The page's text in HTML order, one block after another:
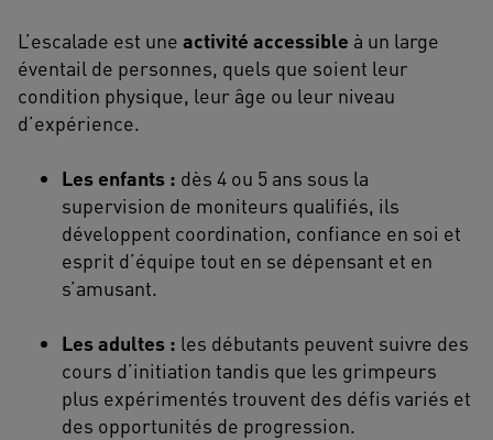
L’escalade est une activité accessible à un large
éventail de personnes, quels que soient leur
condition physique, leur âge ou leur niveau
d’expérience.
Les enfants : dès 4 ou 5 ans sous la
supervision de moniteurs qualifiés, ils
développent coordination, confiance en soi et
esprit d’équipe tout en se dépensant et en
s’amusant.
Les adultes : les débutants peuvent suivre des
cours d’initiation tandis que les grimpeurs
plus expérimentés trouvent des défis variés et
des opportunités de progression.